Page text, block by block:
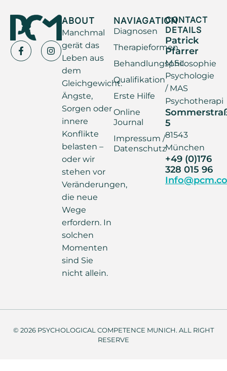
ABOUT
Manchmal
gerät das
Leben aus
dem
Gleichgewicht.
Ängste,
Sorgen oder
innere
Konflikte
belasten –
oder wir
stehen vor
Veränderungen,
die neue
Wege
erfordern. In
solchen
Momenten
sind Sie
nicht allein.
NAVIAGATION
Diagnosen
Therapieformen
Behandlungsphilosophie
Qualifikation
Erste Hilfe
Online
Journal
Impressum /
Datenschutz
CONTACT
DETAILS
Patrick
Pfarrer
M.Sc.
Psychologie
/ MAS
Psychotherapi
5
81543
München
+49 (0)176
328 015 96
© 2026 PSYCHOLOGICAL COMPETENCE MUNICH. ALL RIGHT
RESERVE